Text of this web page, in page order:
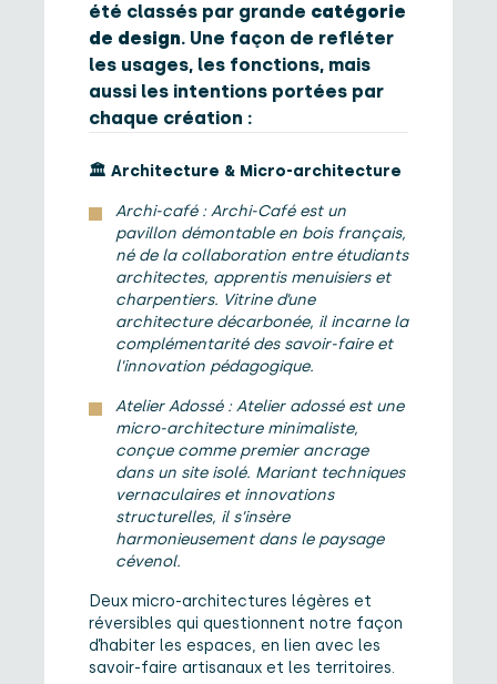
été classés par grande catégorie
de design. Une façon de refléter
les usages, les fonctions, mais
aussi les intentions portées par
chaque création :
🏛️ Architecture & Micro-architecture
Archi-café : Archi-Café est un
pavillon démontable en bois français,
né de la collaboration entre étudiants
architectes, apprentis menuisiers et
charpentiers. Vitrine d’une
architecture décarbonée, il incarne la
complémentarité des savoir-faire et
l’innovation pédagogique.
Atelier Adossé : Atelier adossé est une
micro-architecture minimaliste,
conçue comme premier ancrage
dans un site isolé. Mariant techniques
vernaculaires et innovations
structurelles, il s’insère
harmonieusement dans le paysage
cévenol.
Deux micro-architectures légères et
réversibles qui questionnent notre façon
d’habiter les espaces, en lien avec les
savoir-faire artisanaux et les territoires.